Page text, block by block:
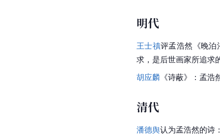
明代
王士禛评孟浩然《晚泊
求，是后世画家所追求
胡应麟 《诗蔽》：孟
清代
潘德舆认为孟浩然的诗